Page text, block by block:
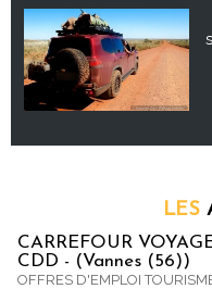
LES
CARREFOUR
CDD - (Vannes (56))
OFFRES D'EMPLOI